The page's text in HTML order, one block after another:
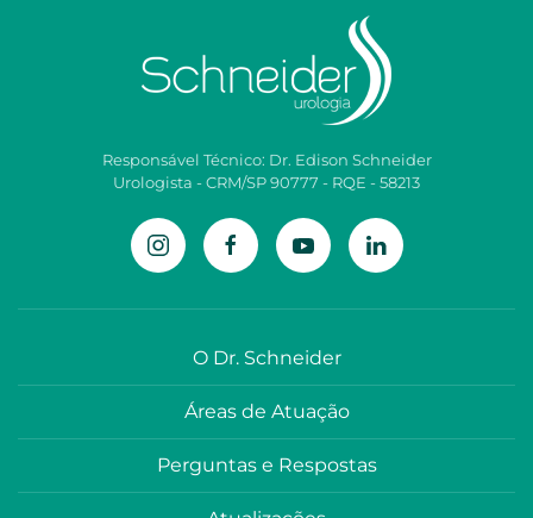
Responsável Técnico: Dr. Edison Schneider
Urologista - CRM/SP 90777 - RQE - 58213
O Dr. Schneider
Áreas de Atuação
Perguntas e Respostas